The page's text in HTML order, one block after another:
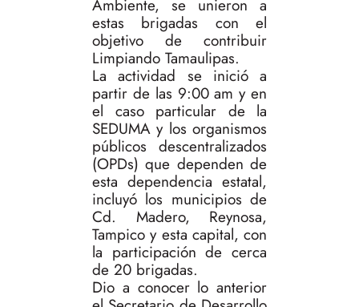
Ambiente, se unieron a
estas brigadas con el
objetivo de contribuir
Limpiando Tamaulipas.
La actividad se inició a
partir de las 9:00 am y en
el caso particular de la
SEDUMA y los organismos
públicos descentralizados
(OPDs) que dependen de
esta dependencia estatal,
incluyó los municipios de
Cd. Madero, Reynosa,
Tampico y esta capital, con
la participación de cerca
de 20 brigadas.
Dio a conocer lo anterior